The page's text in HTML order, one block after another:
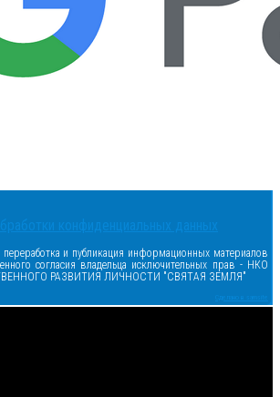
конфиденциальных данных
и публикация информационных материалов
согласия владельца исключительных прав - НКО
РАЗВИТИЯ ЛИЧНОСТИ "СВЯТАЯ ЗЕМЛЯ"
Сделано в samsite